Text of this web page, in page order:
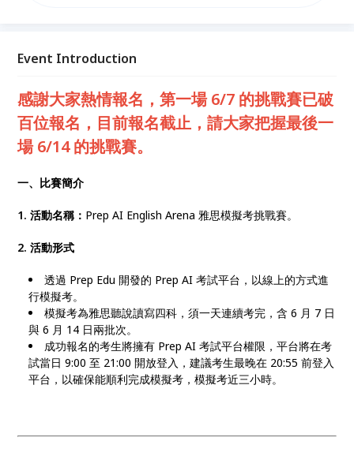
沈浸式英文環境。
Event Introduction
感謝大家熱情報名，第一場 6/7 的挑戰賽已破
百位報名，目前報名截止，請大家把握最後一
場 6/14 的挑戰賽。
一、比賽簡介
1. 活動名稱： Prep AI English Arena 雅思模擬考挑戰賽。
2. 活動形式
透過 Prep Edu 開發的 Prep AI 考試平台，以線上的方式進
行模擬考。
模擬考為雅思聽說讀寫四科，須一天連續考完，含 6 月 7 日
與 6 月 14 日兩批次。
成功報名的考生將擁有 Prep AI 考試平台權限，平台將在考
試當日 9:00 至 21:00 開放登入，建議考生最晚在 20:55 前登入
平台，以確保能順利完成模擬考，模擬考近三小時。